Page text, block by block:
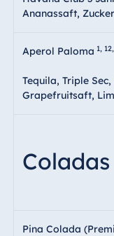
Ananassaft,
Aperol Paloma 1,
Tequila, Triple
Grapefruitsaft,
Coladas
Pina Colada